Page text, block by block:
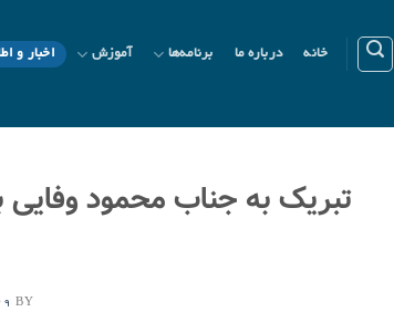
خانه درباره ما برنامه‌ها آموزش اخبار و
تبریک به جناب محمود
BY